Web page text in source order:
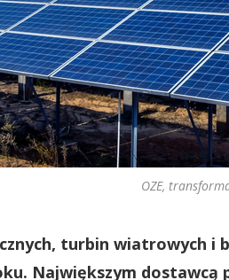
OZE,
turbin wiatrowych i
Największym dostawcą